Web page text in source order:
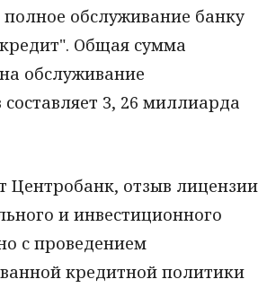
обслуживание банку
Общая сумма
обслуживание
составляет 3, 26 миллиарда
Центробанк, отзыв лицензии
и инвестиционного
с проведением
кредитной политики